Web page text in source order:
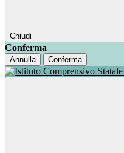
Chiudi
Conferma
Annulla Conferma